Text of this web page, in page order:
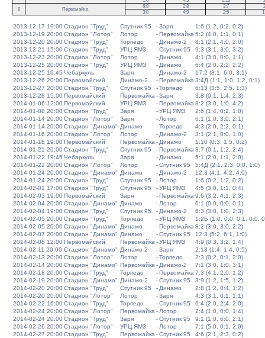
8
Первомайка
6:9 2:8 3:7
3:8
4:9 2:5
2013-12-17 19:00Стадион "Труд" Спутник 95 -Заря
1:6 (1:2, 0:2, 0:2)
2013-12-19 20:00Стадион "Лотор" Лотор -Первомайка 5:2 (4:0, 1:1, 0:1)
2013-12-20 20:00Стадион "Труд" Торпедо - Динамо-2
8:1 (2:1, 4:0, 2:0)
2013-12-21 15:00Стадион "Труд" УРЦ ЯМЗ -Спутник 95
9:3 (3:1, 3:0, 3:2)
2013-12-23 20:00Стадион "Лотор" Лотор - Динамо
4:1 (3:0, 0:0, 1:1)
2013-12-25 20:00Стадион "Труд" УРЦ ЯМЗ - Динамо
6:4 (2:0, 2:2, 2:2)
2013-12-25 19:45 Чебаркуль Заря - Динамо-2
17:2 (8:1, 6:0, 3:1)
2013-12-26 20:00Первомайский Динамо-2 -Первомайка 3:4Д (1:1, 1:0, 1:2, 0:1)
2013-12-27 20:00Стадион "Труд" Спутник 95 -Торпедо
6:13 (3:5, 2:5, 1:3)
2013-12-28 15:00Первомайский Первомайка -Заря
3:8 (0:1, 1:4, 2:3)
2014-01-06 12:00Первомайский УРЦ ЯМЗ -Первомайка 8:2 (3:0, 1:0, 4:2)
2014-01-08 20:00Стадион "Труд" Заря -УРЦ ЯМЗ
2:6 (1:4, 0:2, 1:0)
2014-01-14 20:00Стадион "Лотор" Заря - Лотор
6:1 (1:0, 3:0, 2:1)
2014-01-14 20:00Стадион "Динамо" Динамо -Торпедо
4:3 (2:0, 2:2, 0:1)
2014-01-16 20:00Стадион "Лотор" Лотор - Динамо-2
3:1 (2:1, 0:0, 1:0)
2014-01-18 19:00Первомайский Первомайка - Динамо
1:10 (0:3, 1:5, 0:2)
2014-01-21 20:00Стадион "Труд" Спутник 95 -Первомайка 3:7 (0:1, 1:2, 2:4)
2014-01-22 19:45 Чебаркуль Заря - Динамо
5:1 (2:0, 1:1, 2:0)
2014-01-22 20:00Стадион "Лотор" Лотор -Спутник 95
5:4Д (2:1, 2:3, 0:0, 1:0)
2014-01-24 20:00Стадион "Динамо" Динамо - Динамо-2
12:3 (4:1, 4:2, 4:0)
2014-01-24 20:00Стадион "Труд" Спутник 95 - Лотор
1:6 (0:2, 1:2, 0:2)
2014-02-01 17:00Стадион "Труд" Спутник 95 -УРЦ ЯМЗ
4:5 (3:0, 1:1, 0:4)
2014-02-03 19:00Первомайский Заря -Первомайка 9:6 (3:2, 4:1, 2:3)
2014-02-04 20:00Стадион "Динамо" Динамо - Лотор
0:1 (0:0, 0:0, 0:1)
2014-02-04 19:00Стадион "Труд" Спутник 95 - Динамо-2
6:3 (3:0, 1:0, 2:3)
2014-02-05 20:00Стадион "Труд" Торпедо -УРЦ ЯМЗ
1:2Б (1:0, 0:0, 0:1, 0:0,
2014-02-05 20:00Стадион "Динамо" Динамо -Первомайка 8:2 (3:0, 3:0, 2:2)
2014-02-07 20:00Стадион "Динамо" Динамо -Спутник 95
12:3 (5:2, 6:1, 1:0)
2014-02-08 12:00Первомайский Первомайка -УРЦ ЯМЗ
4:9 (0:3, 3:2, 1:4)
2014-02-11 20:00 Стадион "Динамо" Динамо-2 -Заря
2:13 (1:4, 1:4, 0:5)
2014-02-13 20:00Стадион "Лотор" Лотор -Торпедо
2:3 (0:2, 0:1, 2:0)
2014-02-14 20:00Стадион "Динамо" Первомайка - Динамо-2
7:1 (3:0, 1:0, 3:1)
2014-02-18 20:00Стадион "Труд" Торпедо -Первомайка 7:3 (4:1, 2:0, 1:2)
2014-02-19 20:00Стадион "Динамо" Динамо-2 -Спутник 95
3:9 (1:2, 1:5, 1:2)
2014-02-20 20:00Стадион "Труд" Спутник 95 - Динамо
2:8 (1:2, 0:4, 1:2)
2014-02-20 20:00Стадион "Лотор" Лотор -Заря
4:3 (3:1, 0:1, 1:1)
2014-02-22 16:00Стадион "Труд" Торпедо -Спутник 95
6:4 (2:0, 2:4, 2:0)
2014-02-24 20:00Стадион "Лотор" Первомайка - Лотор
2:4 (1:0, 0:0, 1:4)
2014-02-24 20:00Стадион "Труд" Заря -Спутник 95
9:1 (1:0, 6:0, 2:1)
2014-02-26 20:00Стадион "Лотор" УРЦ ЯМЗ - Лотор
7:1 (5:0, 0:1, 2:0)
2014-02-27 20:00Стадион "Труд" Первомайка -Спутник 95
4:6 (2:1, 2:3, 0:2)